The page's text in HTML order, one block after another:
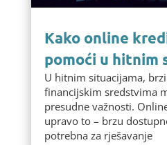
Kako online
pomoći u hitnim
U hitnim situacijama,
financijskim sredstvima
presudne važnosti.
upravo to – brzu
potrebna za rješavanje